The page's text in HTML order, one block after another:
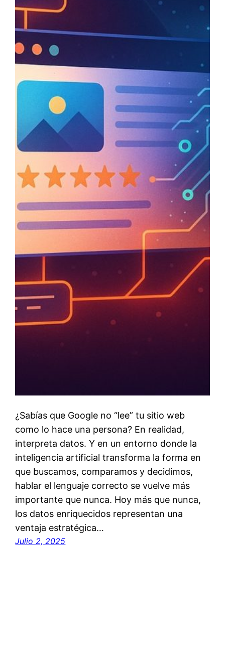
¿Sabías que Google no “lee” tu sitio web
como lo hace una persona? En realidad,
interpreta datos. Y en un entorno donde la
inteligencia artificial transforma la forma en
que buscamos, comparamos y decidimos,
hablar el lenguaje correcto se vuelve más
importante que nunca. Hoy más que nunca,
los datos enriquecidos representan una
ventaja estratégica…
Julio 2, 2025